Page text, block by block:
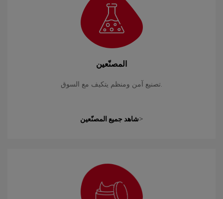
المصنّعين
تصنيع آمن ومنظم يتكيف مع السوق.
شاهد جميع المصنّعين>